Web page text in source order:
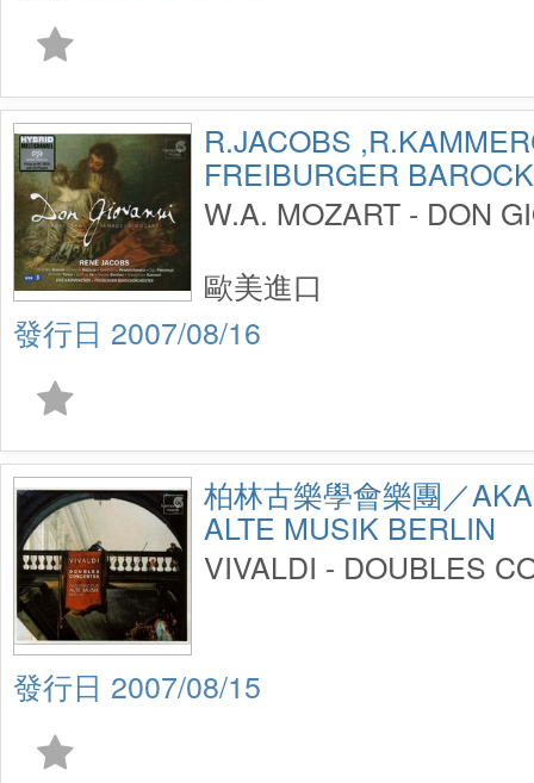
R.JACOBS
FREIBURGER
W.A. MOZART - DON
2007/08/16
歐美進口
柏林古樂學會樂團／
ALTE MUSIK BERLIN
VIVALDI - DOUBLES
2007/08/15